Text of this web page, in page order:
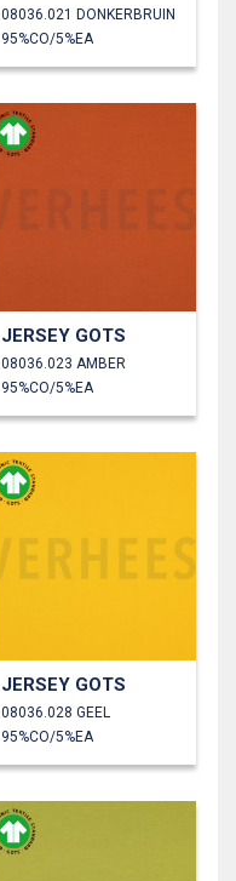
08036.021 DONKERBRUIN
95%CO/5%EA
JERSEY GOTS
08036.023 AMBER
95%CO/5%EA
JERSEY GOTS
08036.028 GEEL
95%CO/5%EA